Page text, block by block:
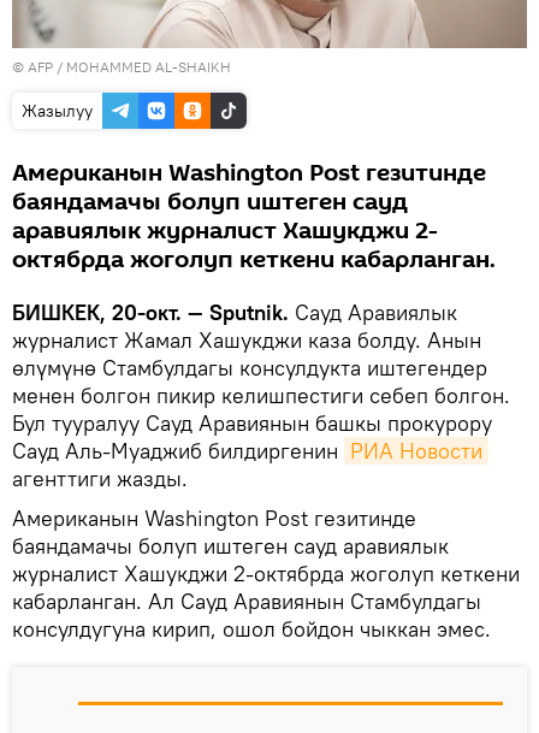
© AFP / MOHAMMED AL-SHAIKH
Жазылуу
Американын Washington Post гезитинде
баяндамачы болуп иштеген сауд
аравиялык журналист Хашукджи 2-
октябрда жоголуп кеткени кабарланган.
БИШКЕК, 20-окт. — Sputnik. Сауд Аравиялык
журналист Жамал Хашукджи каза болду. Анын
өлүмүнө Стамбулдагы консулдукта иштегендер
менен болгон пикир келишпестиги себеп болгон.
Бул тууралуу Сауд Аравиянын башкы прокурору
Сауд Аль-Муаджиб билдиргенин РИА Новости
агенттиги жазды.
Американын Washington Post гезитинде
баяндамачы болуп иштеген сауд аравиялык
журналист Хашукджи 2-октябрда жоголуп кеткени
кабарланган. Ал Сауд Аравиянын Стамбулдагы
консулдугуна кирип, ошол бойдон чыккан эмес.